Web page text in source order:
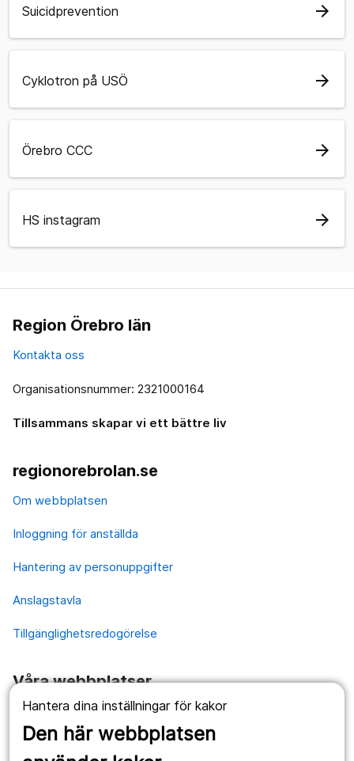
Hantera dina inställningar för kakor
Den här webbplatsen
Suicidprevention arrow_forward
Cyklotron på USÖ arrow_forward
Örebro CCC arrow_forward
HS instagram arrow_forward
Region Örebro län
Kontakta oss
Organisationsnummer: 2321000164
Tillsammans skapar vi ett bättre liv
regionorebrolan.se
Om webbplatsen
Inloggning för anställda
Hantering av personuppgifter
Anslagstavla
Tillgänglighetsredogörelse
Våra webbplatser
1177.se
Länstrafiken